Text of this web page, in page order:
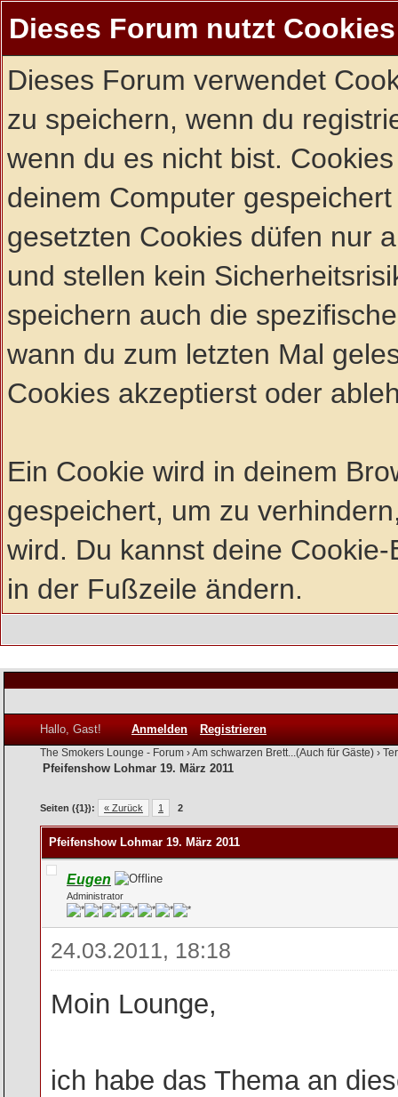
Dieses Forum nutzt Cookies
Dieses Forum verwendet
zu speichern, wenn du
wenn du es nicht bist.
deinem Computer
gesetzten Cookies düfen nur
und stellen kein
speichern auch die
wann du zum letzten Mal
Cookies akzeptierst oder
Ein Cookie wird in deinem
gespeichert, um zu
wird. Du kannst deine
in der Fußzeile ändern.
Hallo, Gast! Anmelden Registrieren
The Smokers Lounge - Forum ›Am schwarzen Brett...(Auch für Gäste) ›
Pfeifenshow Lohmar 19. März 2011
Seiten ({1}): « Zurück 1 2
Pfeifenshow Lohmar 19. März 2011
Eugen
Administrator
24.03.2011, 18:18
Moin Lounge,
ich habe das Thema an